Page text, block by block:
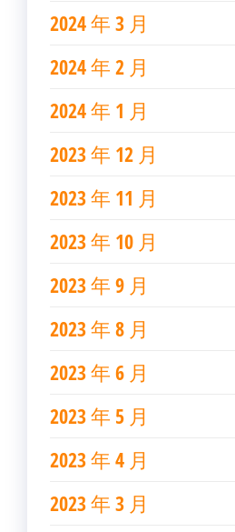
2024 年 3 月
2024 年 2 月
2024 年 1 月
2023 年 12 月
2023 年 11 月
2023 年 10 月
2023 年 9 月
2023 年 8 月
2023 年 6 月
2023 年 5 月
2023 年 4 月
2023 年 3 月